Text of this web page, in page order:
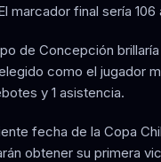
marcador final sería
de Concepción
como el jugador
y 1 asistencia.
fecha de la Copa
obtener su primera